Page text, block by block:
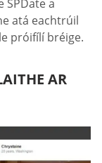
SPDate a
atá eachtrúil
próifílí bréige.
AR